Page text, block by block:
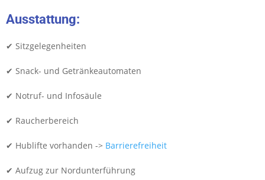
Ausstattung:
✔ Sitzgelegenheiten
✔ Snack- und Getränkeautomaten
✔ Notruf- und Infosäule
✔ Raucherbereich
✔ Hublifte vorhanden -> Barrierefreiheit
✔ Aufzug zur Nordunterführung